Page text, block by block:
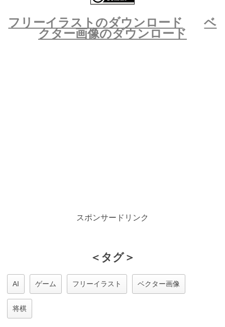
フリーイラストのダウンロード
ベ
クター画像のダウンロード
スポンサードリンク
＜タグ＞
AI ゲーム フリーイラスト ベクター画像
将棋